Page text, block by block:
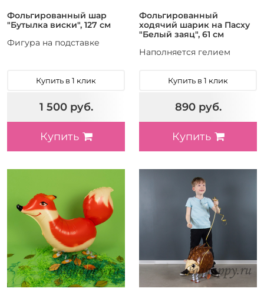
Фольгированный шар
"Бутылка виски", 127 см
Фигура на подставке
Купить в 1 клик
1 500 руб.
Купить
Фольгированный
ходячий шарик на Пасху
"Белый заяц", 61 см
Наполняется гелием
Купить в 1 клик
890 руб.
Купить